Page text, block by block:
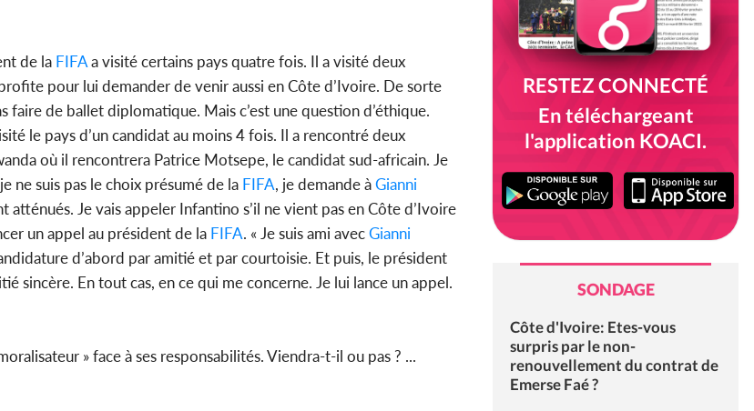
de la FIFAa visité certains pays quatre fois. Il a visité deux
pour lui demander de venir aussi en Côte d’Ivoire. De sorte
faire de ballet diplomatique. Mais c’est une question d’éthique.
le pays d’un candidat au moins 4 fois. Il a rencontré deux
où il rencontrera Patrice Motsepe, le candidat sud-africain. Je
ne suis pas le choix présumé de la FIFA, je demande àGianni
Je vais appeler Infantino s’il ne vient pas en Côte d’Ivoire
un appel au président de la FIFA. « Je suis ami avecGianni
d’abord par amitié et par courtoisie. Et puis, le président
sincère. En tout cas, en ce qui me concerne. Je lui lance un appel.
» face à ses responsabilités. Viendra-t-il ou pas ? ...
RESTEZ CONNECTÉ
En téléchargeant
l'application KOACI.
SONDAGE
Côte d'Ivoire: Etes-vous
surpris par le non-
renouvellement du contrat de
Emerse Faé ?